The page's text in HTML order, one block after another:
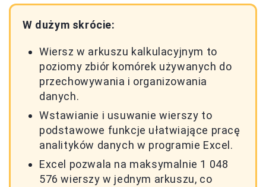
W dużym skrócie:
Wiersz w arkuszu kalkulacyjnym to
poziomy zbiór komórek używanych do
przechowywania i organizowania
danych.
Wstawianie i usuwanie wierszy to
podstawowe funkcje ułatwiające pracę
analityków danych w programie Excel.
Excel pozwala na maksymalnie 1 048
576 wierszy w jednym arkuszu, co